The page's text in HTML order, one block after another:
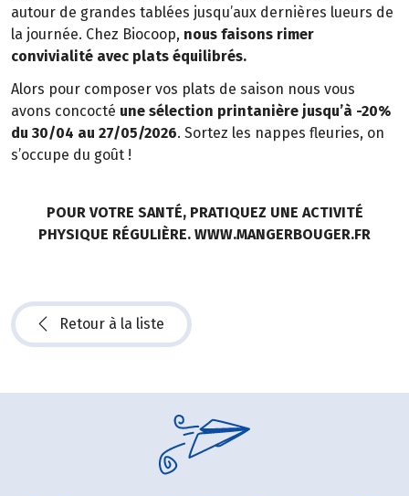
autour de grandes tablées jusqu’aux dernières lueurs de
la journée. Chez Biocoop, nous faisons rimer
convivialité avec plats équilibrés.
Alors pour composer vos plats de saison nous vous
avons concocté une sélection printanière jusqu’à -20%
du 30/04 au 27/05/2026. Sortez les nappes fleuries, on
s’occupe du goût !
POUR VOTRE SANTÉ, PRATIQUEZ UNE ACTIVITÉ
PHYSIQUE RÉGULIÈRE. WWW.MANGERBOUGER.FR
Retour à la liste